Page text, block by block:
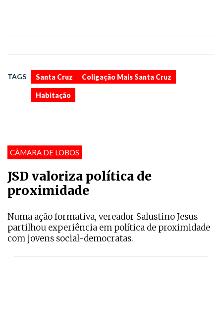
TAGS Santa Cruz Coligação Mais Santa Cruz
Habitação
CÂMARA DE LOBOS
JSD valoriza política de
proximidade
Numa ação formativa, vereador Salustino Jesus
partilhou experiência em política de proximidade
com jovens social-democratas.